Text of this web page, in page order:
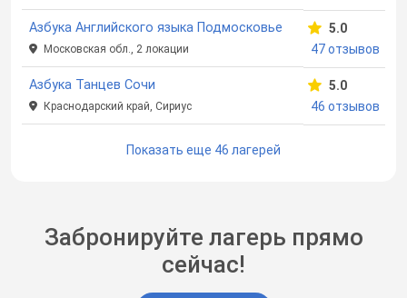
Азбука Английского языка Подмосковье
Московская обл., 2 локации
5.0
47 отзывов
Азбука Танцев Сочи
Краснодарский край, Сириус
5.0
46 отзывов
Показать еще 46 лагерей
Забронируйте лагерь прямо
сейчас!